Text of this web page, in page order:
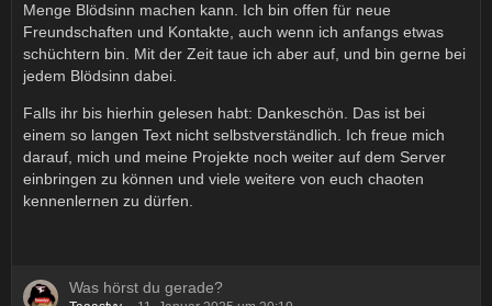
Menge Blödsinn machen kann. Ich bin offen für neue
Freundschaften und Kontakte, auch wenn ich anfangs etwas
schüchtern bin. Mit der Zeit taue ich aber auf, und bin gerne bei
jedem Blödsinn dabei.
Falls ihr bis hierhin gelesen habt: Dankeschön. Das ist bei
einem so langen Text nicht selbstverständlich. Ich freue mich
darauf, mich und meine Projekte noch weiter auf dem Server
einbringen zu können und viele weitere von euch chaoten
kennenlernen zu dürfen.
Was hörst du gerade?